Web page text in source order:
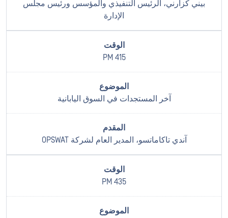
بيني كزارني، الرئيس التنفيذي والمؤسس ورئيس مجلس
الإدارة
415 PM
آخر المستجدات في السوق اليابانية
آندي تاكاماتسو، المدير العام لشركة OPSWAT
435 PM